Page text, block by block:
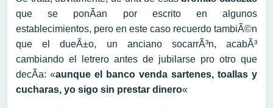
que se ponÃ­an por escrito en algunos
establecimientos, pero en este caso recuerdo tambiÃ©n
que el dueÃ±o, un anciano socarrÃ³n, acabÃ³
cambiando el letrero antes de jubilarse pro otro que
decÃ­a: «aunque el banco venda sartenes, toallas y
cucharas, yo sigo sin prestar dinero«